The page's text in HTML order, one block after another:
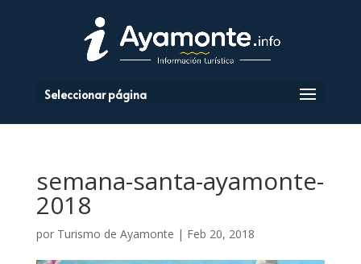
Seleccionar página
semana-santa-ayamonte-
2018
por Turismo de Ayamonte | Feb 20, 2018